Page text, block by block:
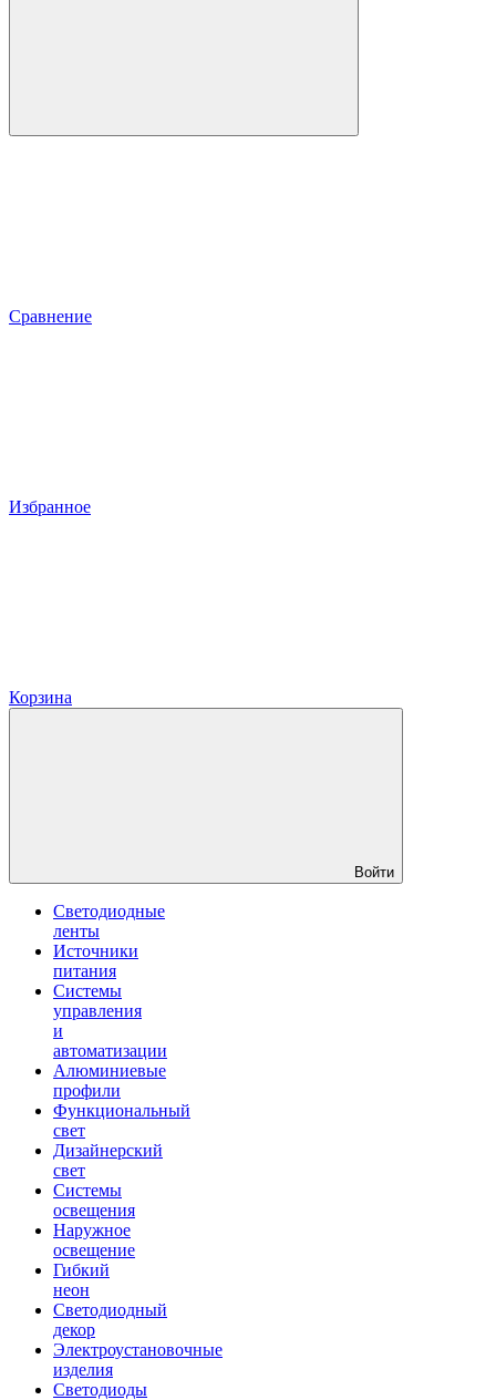
Сравнение
Избранное
Корзина
Войти
Светодиодные
ленты
Источники
питания
Системы
управления
и
автоматизации
Алюминиевые
профили
Функциональный
свет
Дизайнерский
свет
Системы
освещения
Наружное
освещение
Гибкий
неон
Светодиодный
декор
Электроустановочные
изделия
Светодиоды